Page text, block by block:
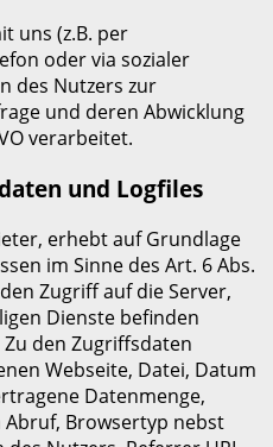
uns (z.B. per
oder via sozialer
des Nutzers zur
und deren Abwicklung
verarbeitet.
und Logfiles
erhebt auf Grundlage
im Sinne des Art. 6 Abs.
Zugriff auf die Server,
Dienste befinden
den Zugriffsdaten
Webseite, Datei, Datum
Datenmenge,
Browsertyp nebst